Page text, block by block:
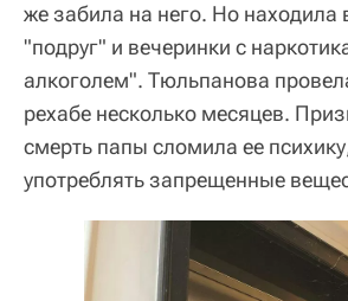
же забила на него. Но находила
"подруг" и вечеринки с
алкоголем". Тюльпанова
рехабе несколько месяцев.
смерть папы сломила ее
употреблять запрещенные